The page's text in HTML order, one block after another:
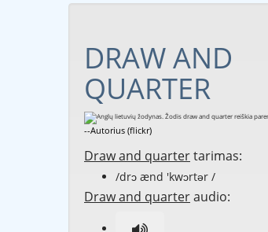
DRAW AND
QUARTER
--Autorius (flickr)
Draw and quartertarimas:
/drɔ ænd 'kwɔrtər /
Draw and quarteraudio: